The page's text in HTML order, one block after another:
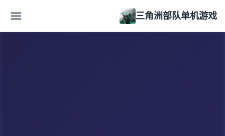
三角洲部队单机游戏